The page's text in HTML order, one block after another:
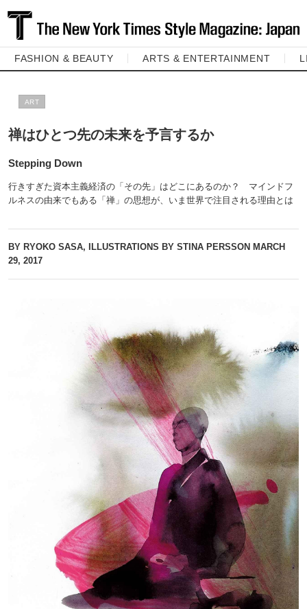
FASHION & BEAUTY ARTS & ENTERTAINMENT
ART
禅はひとつ先の未来を予言するか
Stepping Down
行きすぎた資本主義経済の「その先」はどこにあるのか？ マインドフ
ルネスの由来でもある「禅」の思想が、いま世界で注目される理由とは
BY RYOKO SASA, ILLUSTRATIONS BY STINA PERSSON MARCH
29, 2017